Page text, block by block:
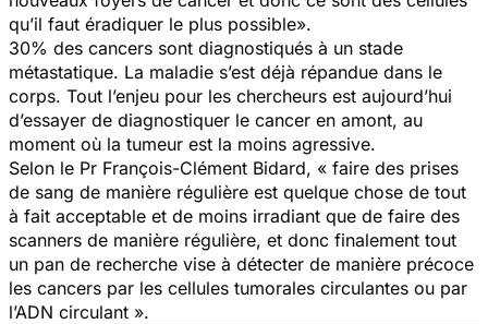
qu’il faut éradiquer le plus possible».
30% des cancers sont diagnostiqués à un stade
métastatique. La maladie s’est déjà répandue dans le
corps. Tout l’enjeu pour les chercheurs est aujourd’hui
d’essayer de diagnostiquer le cancer en amont, au
moment où la tumeur est la moins agressive.
Selon le Pr François-Clément Bidard, « faire des prises
de sang de manière régulière est quelque chose de tout
à fait acceptable et de moins irradiant que de faire des
scanners de manière régulière, et donc finalement tout
un pan de recherche vise à détecter de manière précoce
les cancers par les cellules tumorales circulantes ou par
l’ADN circulant ».